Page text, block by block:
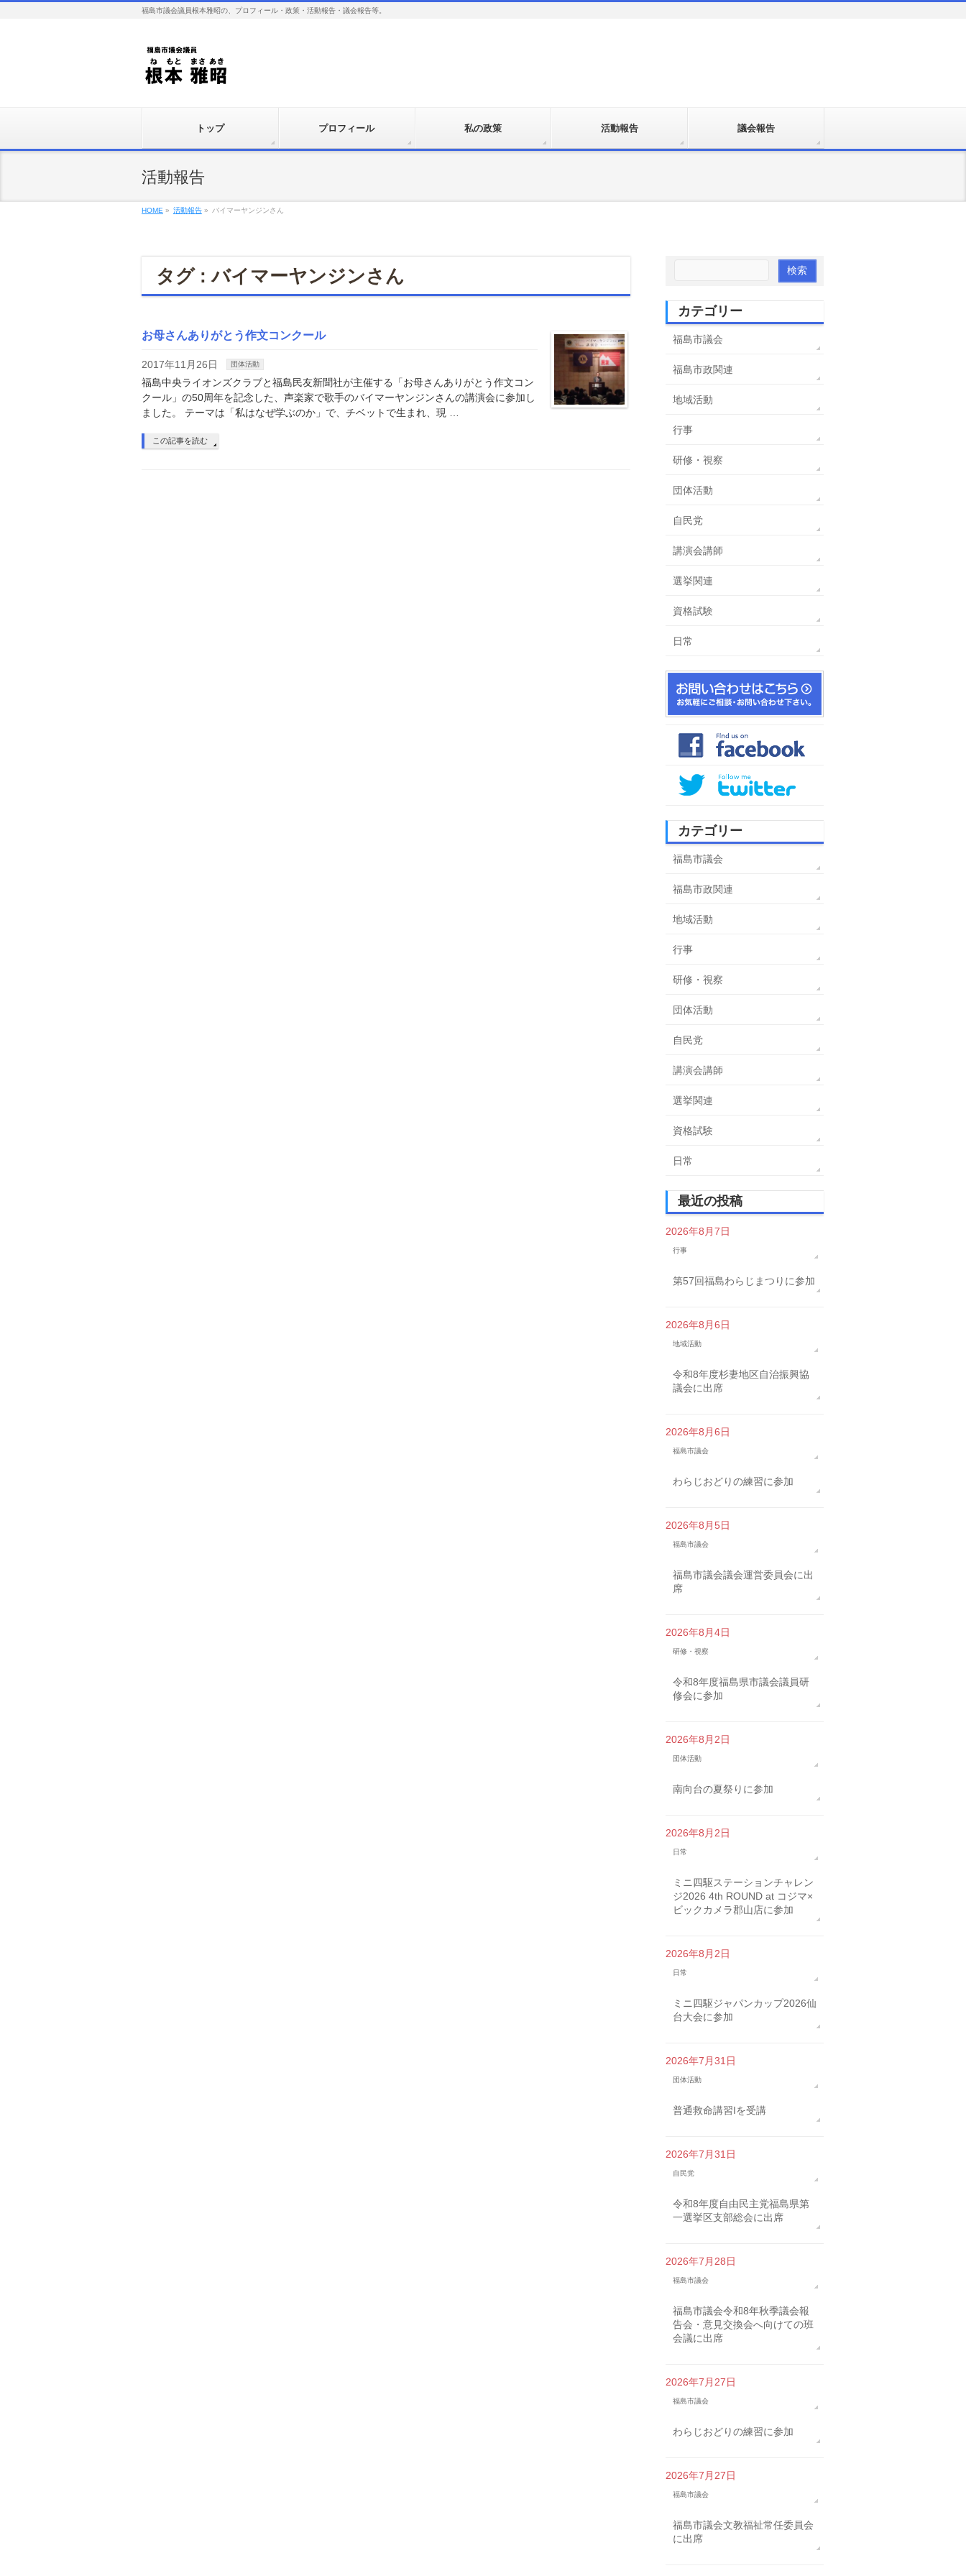
福島市議会議員根本雅昭の、プロフィール・政策・活動報告・議会報告等。
トップ プロフィール 私の政策 活動報告 議会報告
活動報告
HOME » 活動報告 » バイマーヤンジンさん
タグ : バイマーヤンジンさん
お母さんありがとう作文コンクール
2017年11月26日 団体活動
福島中央ライオンズクラブと福島民友新聞社が主催する「お母さんありがとう作文コン
クール」の50周年を記念した、声楽家で歌手のバイマーヤンジンさんの講演会に参加し
ました。 テーマは「私はなぜ学ぶのか」で、チベットで生まれ、現 …
この記事を読む
カテゴリー
福島市議会
福島市政関連
地域活動
行事
研修・視察
団体活動
自民党
講演会講師
選挙関連
資格試験
日常
カテゴリー
福島市議会
福島市政関連
地域活動
行事
研修・視察
団体活動
自民党
講演会講師
選挙関連
資格試験
日常
最近の投稿
2026年8月7日
行事
第57回福島わらじまつりに参加
2026年8月6日
地域活動
令和8年度杉妻地区自治振興協
議会に出席
2026年8月6日
福島市議会
わらじおどりの練習に参加
2026年8月5日
福島市議会
福島市議会議会運営委員会に出
席
2026年8月4日
研修・視察
令和8年度福島県市議会議員研
修会に参加
2026年8月2日
団体活動
南向台の夏祭りに参加
2026年8月2日
日常
ミニ四駆ステーションチャレン
ジ2026 4th ROUND at コジマ×
ビックカメラ郡山店に参加
2026年8月2日
日常
ミニ四駆ジャパンカップ2026仙
台大会に参加
2026年7月31日
団体活動
普通救命講習Iを受講
2026年7月31日
自民党
令和8年度自由民主党福島県第
一選挙区支部総会に出席
2026年7月28日
福島市議会
福島市議会令和8年秋季議会報
告会・意見交換会へ向けての班
会議に出席
2026年7月27日
福島市議会
わらじおどりの練習に参加
2026年7月27日
福島市議会
福島市議会文教福祉常任委員会
に出席